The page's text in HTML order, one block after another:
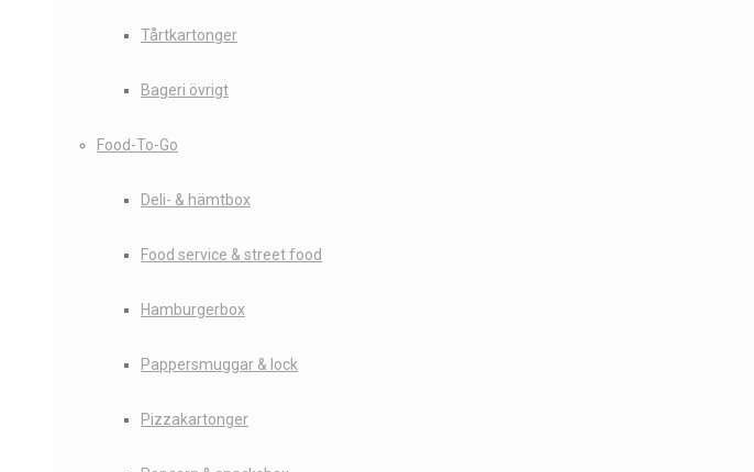
Tårtkartonger
Bageri övrigt
Food-To-Go
Deli- & hämtbox
Food service & street food
Hamburgerbox
Pappersmuggar & lock
Pizzakartonger